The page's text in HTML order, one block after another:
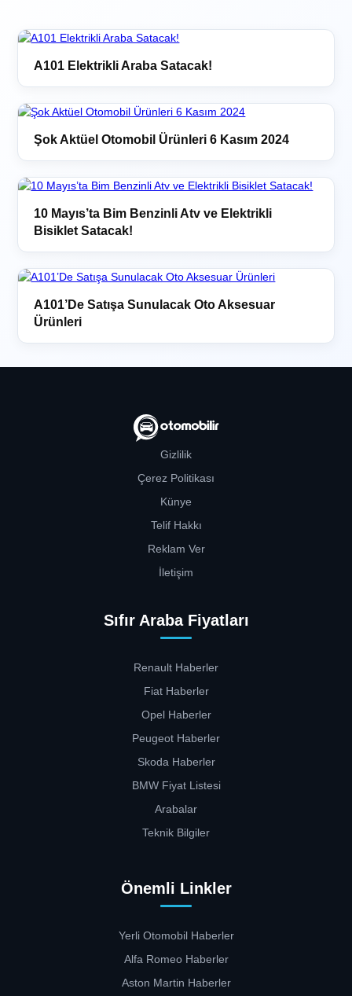
A101 Elektrikli Araba Satacak!
Şok Aktüel Otomobil Ürünleri 6 Kasım 2024
10 Mayıs’ta Bim Benzinli Atv ve Elektrikli
Bisiklet Satacak!
A101’De Satışa Sunulacak Oto Aksesuar
Ürünleri
Gizlilik
Çerez Politikası
Künye
Telif Hakkı
Reklam Ver
İletişim
Sıfır Araba Fiyatları
Renault Haberler
Fiat Haberler
Opel Haberler
Peugeot Haberler
Skoda Haberler
BMW Fiyat Listesi
Arabalar
Teknik Bilgiler
Önemli Linkler
Yerli Otomobil Haberler
Alfa Romeo Haberler
Aston Martin Haberler